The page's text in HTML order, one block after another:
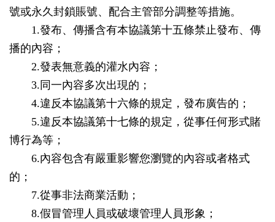
號或永久封鎖賬號、配合主管部分調整等措施。
1.發布、傳播含有本協議第十五條禁止發布、傳
播的內容；
2.發表無意義的灌水內容；
3.同一內容多次出現的；
4.違反本協議第十六條的規定，發布廣告的；
5.違反本協議第十七條的規定，從事任何形式賭
博行為等；
6.內容包含有嚴重影響您瀏覽的內容或者格式
的；
7.從事非法商業活動；
8.假冒管理人員或破壞管理人員形象；